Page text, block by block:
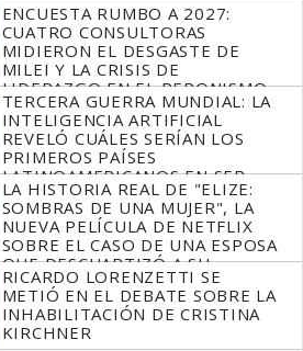
ENCUESTA RUMBO A 2027:
CUATRO CONSULTORAS
MIDIERON EL DESGASTE DE
MILEI Y LA CRISIS DE
LIDERAZGO EN EL PERONISMO
TERCERA GUERRA MUNDIAL: LA
INTELIGENCIA ARTIFICIAL
REVELÓ CUÁLES SERÍAN LOS
PRIMEROS PAÍSES
LATINOAMERICANOS EN SER
DERROTADOS
LA HISTORIA REAL DE "ELIZE:
SOMBRAS DE UNA MUJER", LA
NUEVA PELÍCULA DE NETFLIX
SOBRE EL CASO DE UNA ESPOSA
QUE DESCUARTIZÓ A SU
MARIDO
RICARDO LORENZETTI SE
METIÓ EN EL DEBATE SOBRE LA
INHABILITACIÓN DE CRISTINA
KIRCHNER